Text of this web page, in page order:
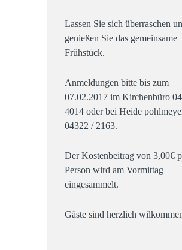
Lassen Sie sich überraschen
genießen Sie das gemeinsame
Frühstück.
Anmeldungen bitte bis zum
07.02.2017 im Kirchenbüro
4014 oder bei Heide
04322 / 2163.
Der Kostenbeitrag von 3,00€
Person wird am Vormittag
eingesammelt.
Gäste sind herzlich